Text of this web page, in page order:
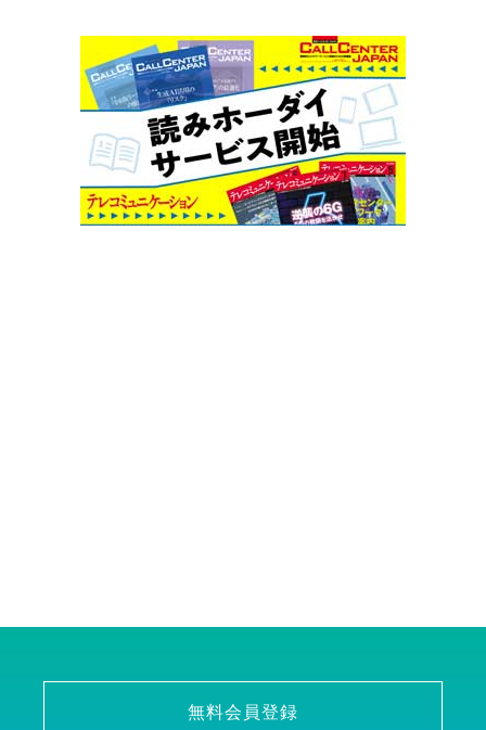
無料会員登録